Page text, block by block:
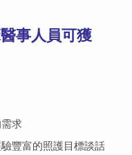
事人員可獲
求
豐富的照護目標談話